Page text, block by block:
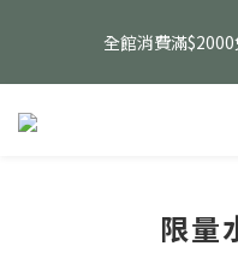
全館消費滿$2000
父親節活動｜指定品項任選
限量